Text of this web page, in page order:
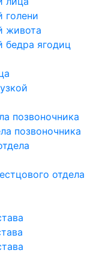
голени
живота
бедра ягодиц
позвоночника
позвоночника
отдела